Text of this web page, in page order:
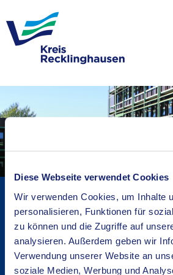
Diese Webseite verwendet Cookies
Wir verwenden Cookies, um Inhalte
personalisieren, Funktionen für
zu können und die Zugriffe auf
analysieren. Außerdem geben wir
Verwendung unserer Website an
soziale Medien, Werbung und
Kreisverwaltung A-Z
Bekanntmachungen
Ortsrecht
Karriere beim Kreis
Bürger-, Ideen- und Beschwerdecenter